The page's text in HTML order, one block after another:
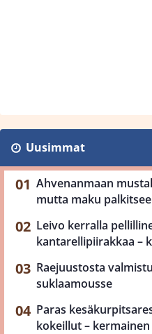
Uusimmat
Ahvenanmaan
mutta maku
Leivo kerralla
kantarellipiirakkaa –
Raejuustosta
suklaamousse
Paras
kokeillut –